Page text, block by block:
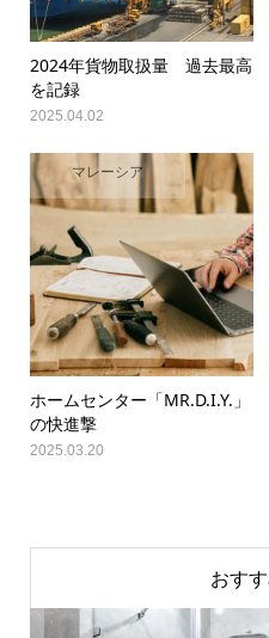
2024年貨物取扱量 過去最高
を記録
2025.04.02
マレーシア
ホームセンター「MR.D.I.Y.」
の快進撃
2025.03.20
おす